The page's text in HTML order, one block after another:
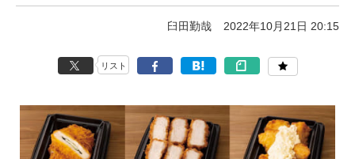
臼田勤哉 2022年10月21日 20:15
リスト